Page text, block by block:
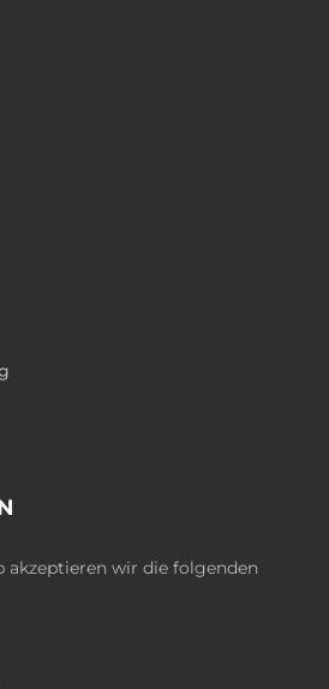
akzeptieren wir die folgenden